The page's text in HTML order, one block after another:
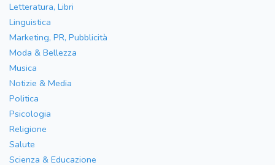
Letteratura, Libri
Linguistica
Marketing, PR, Pubblicità
Moda & Bellezza
Musica
Notizie & Media
Politica
Psicologia
Religione
Salute
Scienza & Educazione